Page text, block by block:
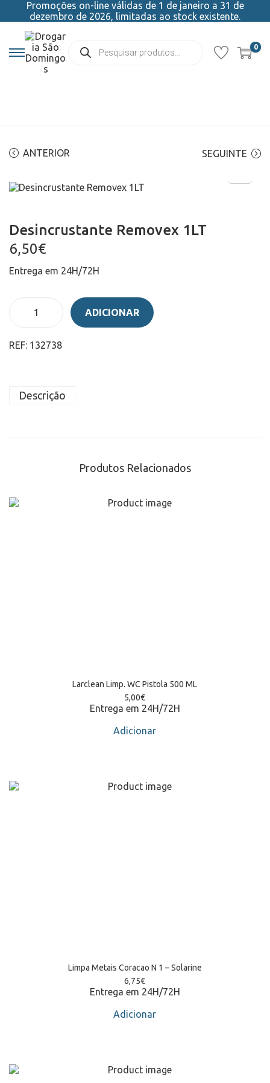
Promoções on-line válidas de 1 de janeiro a 31 de
dezembro de 2026, limitadas ao stock existente.
0
ANTERIOR SEGUINTE
Desincrustante Removex 1LT
6,50€
Entrega em 24H/72H
ADICIONAR
REF: 132738
Descrição
Produtos Relacionados
Larclean Limp. WC Pistola 500 ML
5,00€
Entrega em 24H/72H
Adicionar
Limpa Metais Coracao N 1 – Solarine
6,75€
Entrega em 24H/72H
Adicionar